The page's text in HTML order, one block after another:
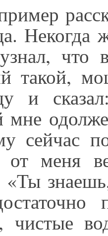
Некогда
что
такой,
и
мне
сейчас
меня
«Ты
чистые